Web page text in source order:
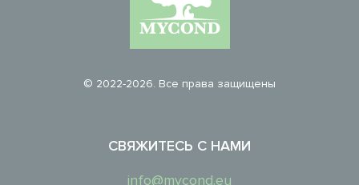
© 2022-2026. Все права защищены
СВЯЖИТЕСЬ С НАМИ
info@mycond.eu